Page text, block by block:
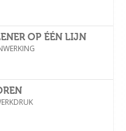
OP ÉÉN LIJN